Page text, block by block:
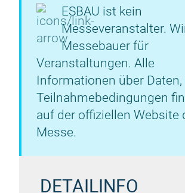
ESBAU ist kein
Messeveranstalter.
Messebauer für
Veranstaltungen. Alle
Informationen über Daten,
Teilnahmebedingungen
auf der offiziellen Website
Messe.
DETAILINFO